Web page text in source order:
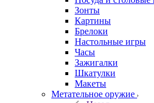
Зонты
Картины
Брелоки
Настольные игры
Часы
Зажигалки
Шкатулки
Макеты
Метательное оружие